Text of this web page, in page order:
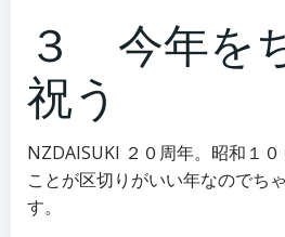
３ 今年を
祝う
NZDAISUKI ２０周年。昭和１
ことが区切りがいい年なのでち
す。